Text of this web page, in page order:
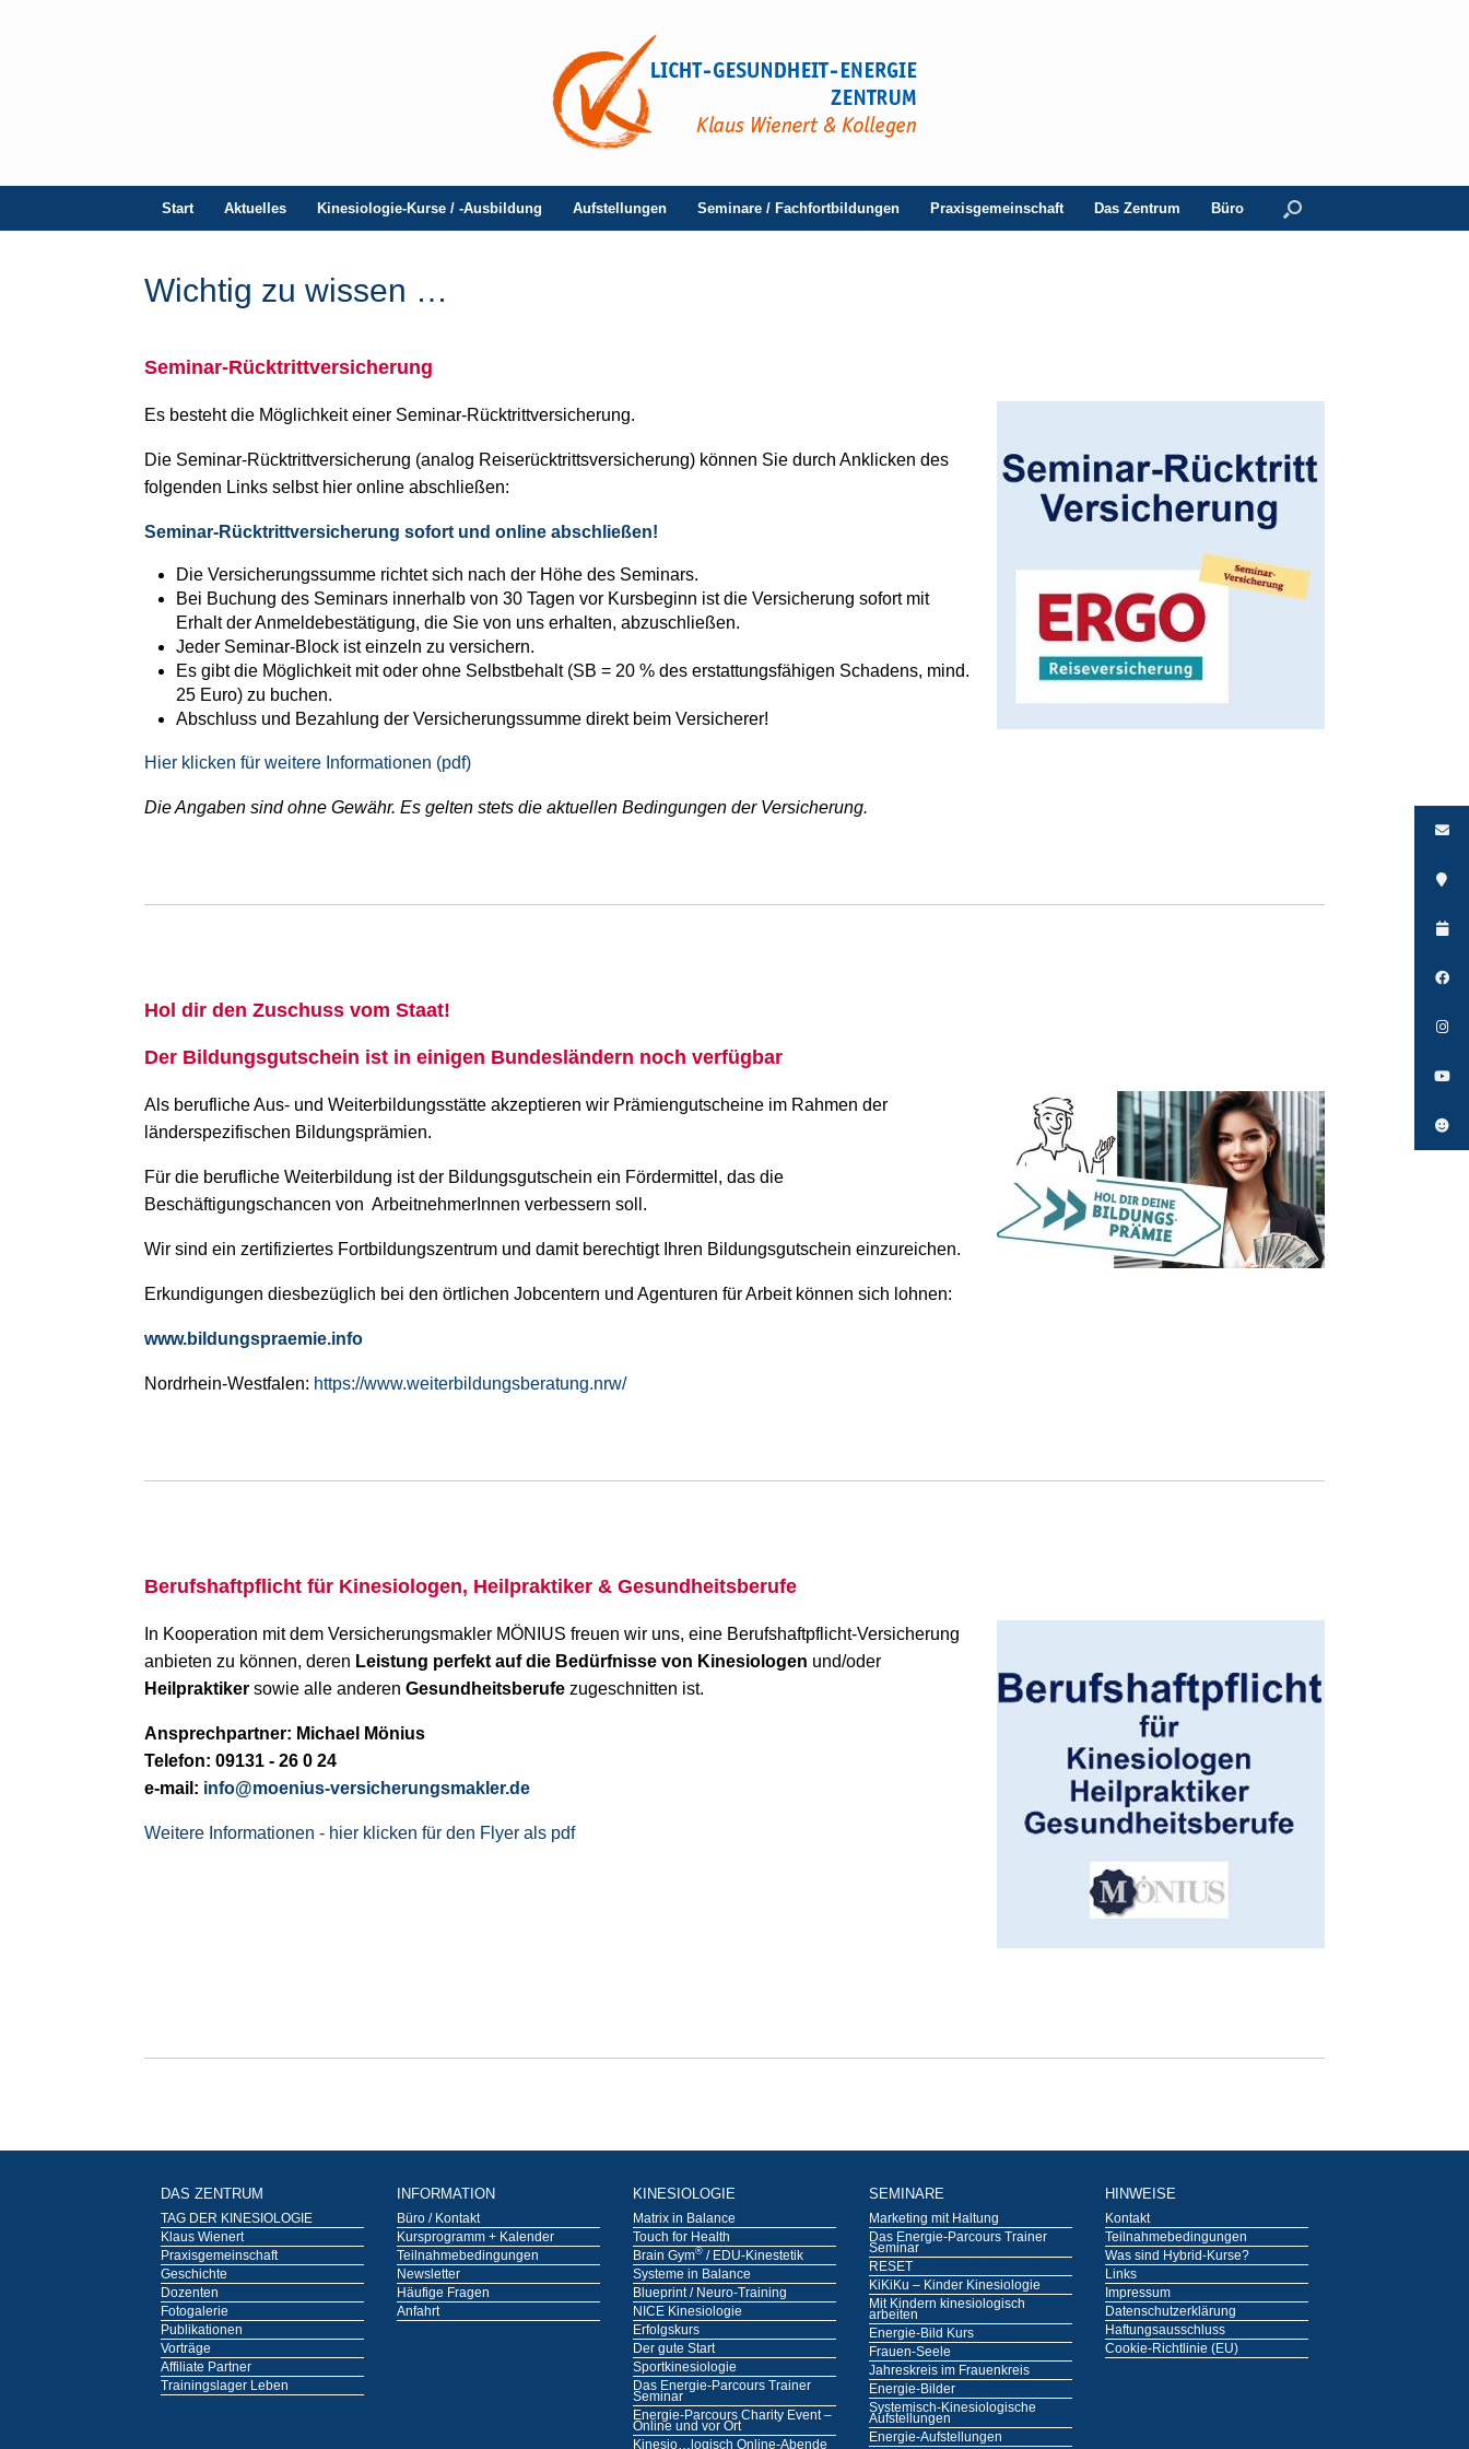
Start Aktuelles Kinesiologie-Kurse / -Ausbildung Aufstellungen Seminare / Fachfortbildungen Praxisgemeinschaft Das Zentrum Büro
Wichtig zu wissen …
Seminar-Rücktrittversicherung
Es besteht die Möglichkeit einer Seminar-Rücktrittversicherung.
Die Seminar-Rücktrittversicherung (analog Reiserücktrittsversicherung) können Sie durch Anklicken des
folgenden Links selbst hier online abschließen:
Seminar-Rücktrittversicherung sofort und online abschließen!
Die Versicherungssumme richtet sich nach der Höhe des Seminars.
Bei Buchung des Seminars innerhalb von 30 Tagen vor Kursbeginn ist die Versicherung sofort mit
Erhalt der Anmeldebestätigung, die Sie von uns erhalten, abzuschließen.
Jeder Seminar-Block ist einzeln zu versichern.
Es gibt die Möglichkeit mit oder ohne Selbstbehalt (SB = 20 % des erstattungsfähigen Schadens, mind.
25 Euro) zu buchen.
Abschluss und Bezahlung der Versicherungssumme direkt beim Versicherer!
Hier klicken für weitere Informationen (pdf)
Die Angaben sind ohne Gewähr. Es gelten stets die aktuellen Bedingungen der Versicherung.
Hol dir den Zuschuss vom Staat!
Der Bildungsgutschein ist in einigen Bundesländern noch verfügbar
Als berufliche Aus- und Weiterbildungsstätte akzeptieren wir Prämiengutscheine im Rahmen der
länderspezifischen Bildungsprämien.
Für die berufliche Weiterbildung ist der Bildungsgutschein ein Fördermittel, das die
Beschäftigungschancen von ArbeitnehmerInnen verbessern soll.
Wir sind ein zertifiziertes Fortbildungszentrum und damit berechtigt Ihren Bildungsgutschein einzureichen.
Erkundigungen diesbezüglich bei den örtlichen Jobcentern und Agenturen für Arbeit können sich lohnen:
www.bildungspraemie.info
Nordrhein-Westfalen: https://www.weiterbildungsberatung.nrw/
Berufshaftpflicht für Kinesiologen, Heilpraktiker & Gesundheitsberufe
In Kooperation mit dem Versicherungsmakler MÖNIUS freuen wir uns, eine Berufshaftpflicht-Versicherung
anbieten zu können, deren Leistung perfekt auf die Bedürfnisse von Kinesiologen und/oder
Heilpraktiker sowie alle anderen Gesundheitsberufe zugeschnitten ist.
Ansprechpartner: Michael Mönius
Telefon: 09131 - 26 0 24
e-mail: info@moenius-versicherungsmakler.de
Weitere Informationen - hier klicken für den Flyer als pdf
DAS ZENTRUM
TAG DER KINESIOLOGIE
Klaus Wienert
Praxisgemeinschaft
Geschichte
Dozenten
Fotogalerie
Publikationen
Vorträge
Affiliate Partner
Trainingslager Leben
INFORMATION
Büro / Kontakt
Kursprogramm + Kalender
Teilnahmebedingungen
Newsletter
Häufige Fragen
Anfahrt
KINESIOLOGIE
Matrix in Balance
Touch for Health
Brain Gym® / EDU-Kinestetik
Systeme in Balance
Blueprint / Neuro-Training
NICE Kinesiologie
Erfolgskurs
Der gute Start
Sportkinesiologie
Das Energie-Parcours Trainer
Seminar
Energie-Parcours Charity Event –
Online und vor Ort
Kinesio…logisch Online-Abende
SEMINARE
Marketing mit Haltung
Das Energie-Parcours Trainer
Seminar
RESET
KiKiKu – Kinder Kinesiologie
Mit Kindern kinesiologisch
arbeiten
Energie-Bild Kurs
Frauen-Seele
Jahreskreis im Frauenkreis
Energie-Bilder
Systemisch-Kinesiologische
Aufstellungen
Energie-Aufstellungen
HINWEISE
Kontakt
Teilnahmebedingungen
Was sind Hybrid-Kurse?
Links
Impressum
Datenschutzerklärung
Haftungsausschluss
Cookie-Richtlinie (EU)